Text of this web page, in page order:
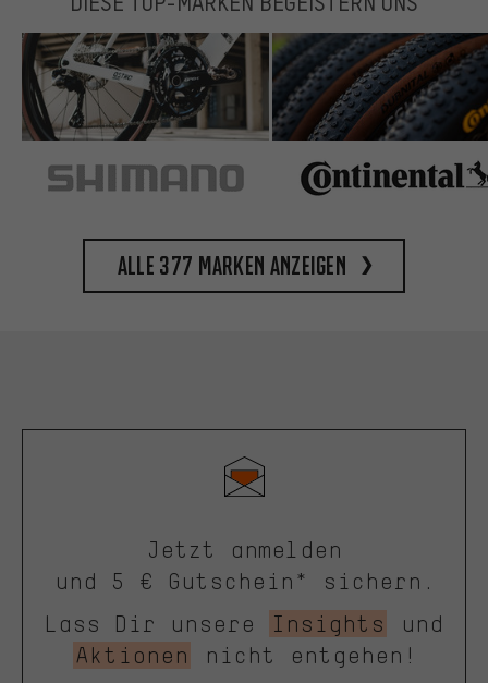
Alle 377 Marken anzeigen
Jetzt anmelden
und 5 € Gutschein* sichern.
Lass Dir unsere
Insights
und
Aktionen
nicht entgehen!